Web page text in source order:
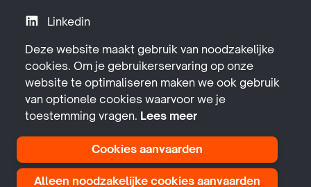
Linkedin
Instagram
YouTube
Facebook
Deze website maakt gebruik van noodzakelijke
cookies. Om je gebruikerservaring op onze
website te optimaliseren maken we ook gebruik
van optionele cookies waarvoor we je
toestemming vragen. Lees meer
Cookies aanvaarden
Alleen noodzakelijke cookies aanvaarden